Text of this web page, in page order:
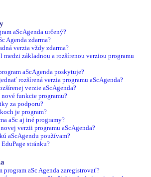
aScAgenda určený?
Agenda zdarma?
verzia vždy zdarma?
medzi základnou a rozšírenou verziou programu
aScAgenda poskytuje?
rozšírená verzia programu aScAgenda?
verzie aScAgenda?
funkcie programu?
za podporu?
je program?
aSc aj iné programy?
verzii programu aScAgenda?
aScAgendu používam?
stránku?
program aSc Agenda zaregistrovať?